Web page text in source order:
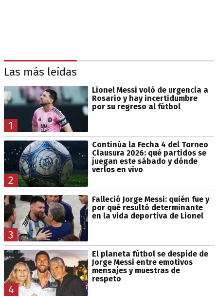
Las más leídas
1
Lionel Messi voló de urgencia a
Rosario y hay incertidumbre
por su regreso al fútbol
2
Continúa la Fecha 4 del Torneo
Clausura 2026: qué partidos se
juegan este sábado y dónde
verlos en vivo
3
Falleció Jorge Messi: quién fue y
por qué resultó determinante
en la vida deportiva de Lionel
4
El planeta fútbol se despide de
Jorge Messi entre emotivos
mensajes y muestras de
respeto